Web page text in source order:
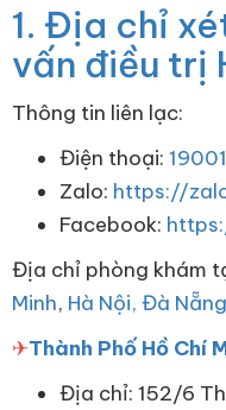
1. Địa chỉ
vấn điều trị
Thông tin liên lạc:
Điện thoại:
Zalo: https://
Facebook:
Địa chỉ phòng khám
Minh, Hà Nội, Đà Nẵng
✈Thành Phố Hồ Chí
Địa chỉ: 152/6